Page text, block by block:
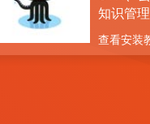
知识管
查看安装